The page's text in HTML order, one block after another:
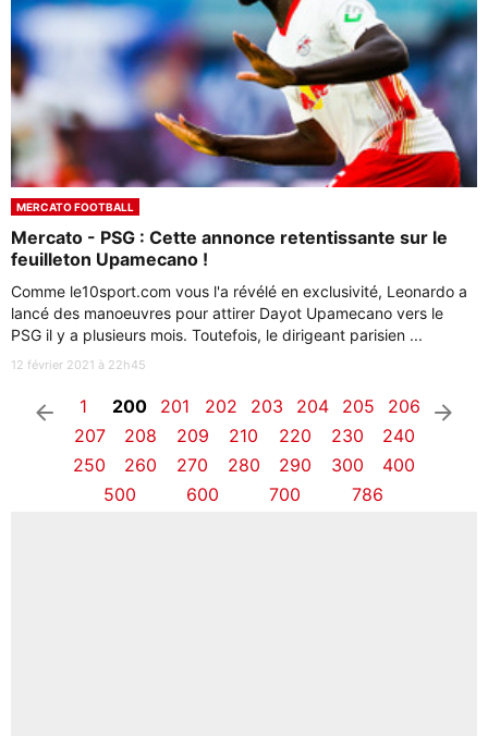
MERCATO FOOTBALL
Mercato - PSG : Cette annonce retentissante sur le
feuilleton Upamecano !
Comme le10sport.com vous l'a révélé en exclusivité, Leonardo a
lancé des manoeuvres pour attirer Dayot Upamecano vers le
PSG il y a plusieurs mois. Toutefois, le dirigeant parisien ...
12 février 2021 à 22h45
arrow_left 1 200 201 202 203 204 205
206
207
208 209 210 220 230
240
250
260 270 280 290 300
400
500
600 700 786
arrow_right